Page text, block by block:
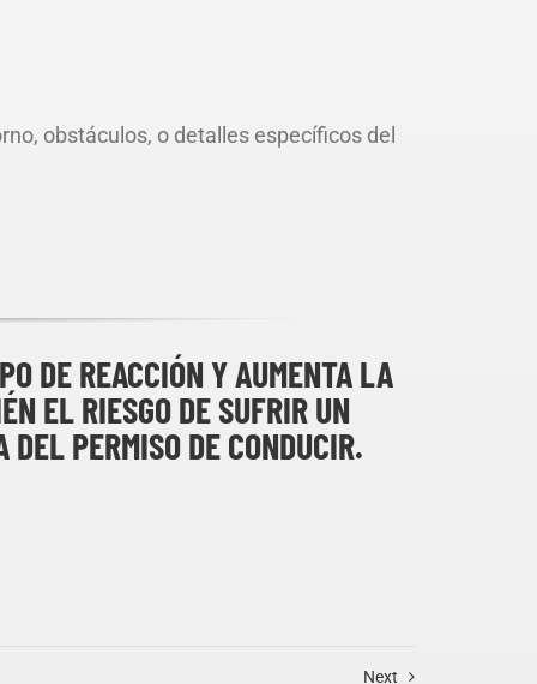
obstáculos, o detalles específicos del
DE REACCIÓN Y AUMENTA LA
EL RIESGO DE SUFRIR UN
PERMISO DE CONDUCIR.
Next